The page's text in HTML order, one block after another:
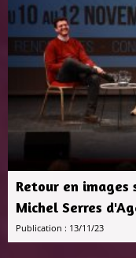
Retour en images
Michel Serres
Publication : 13/11/23